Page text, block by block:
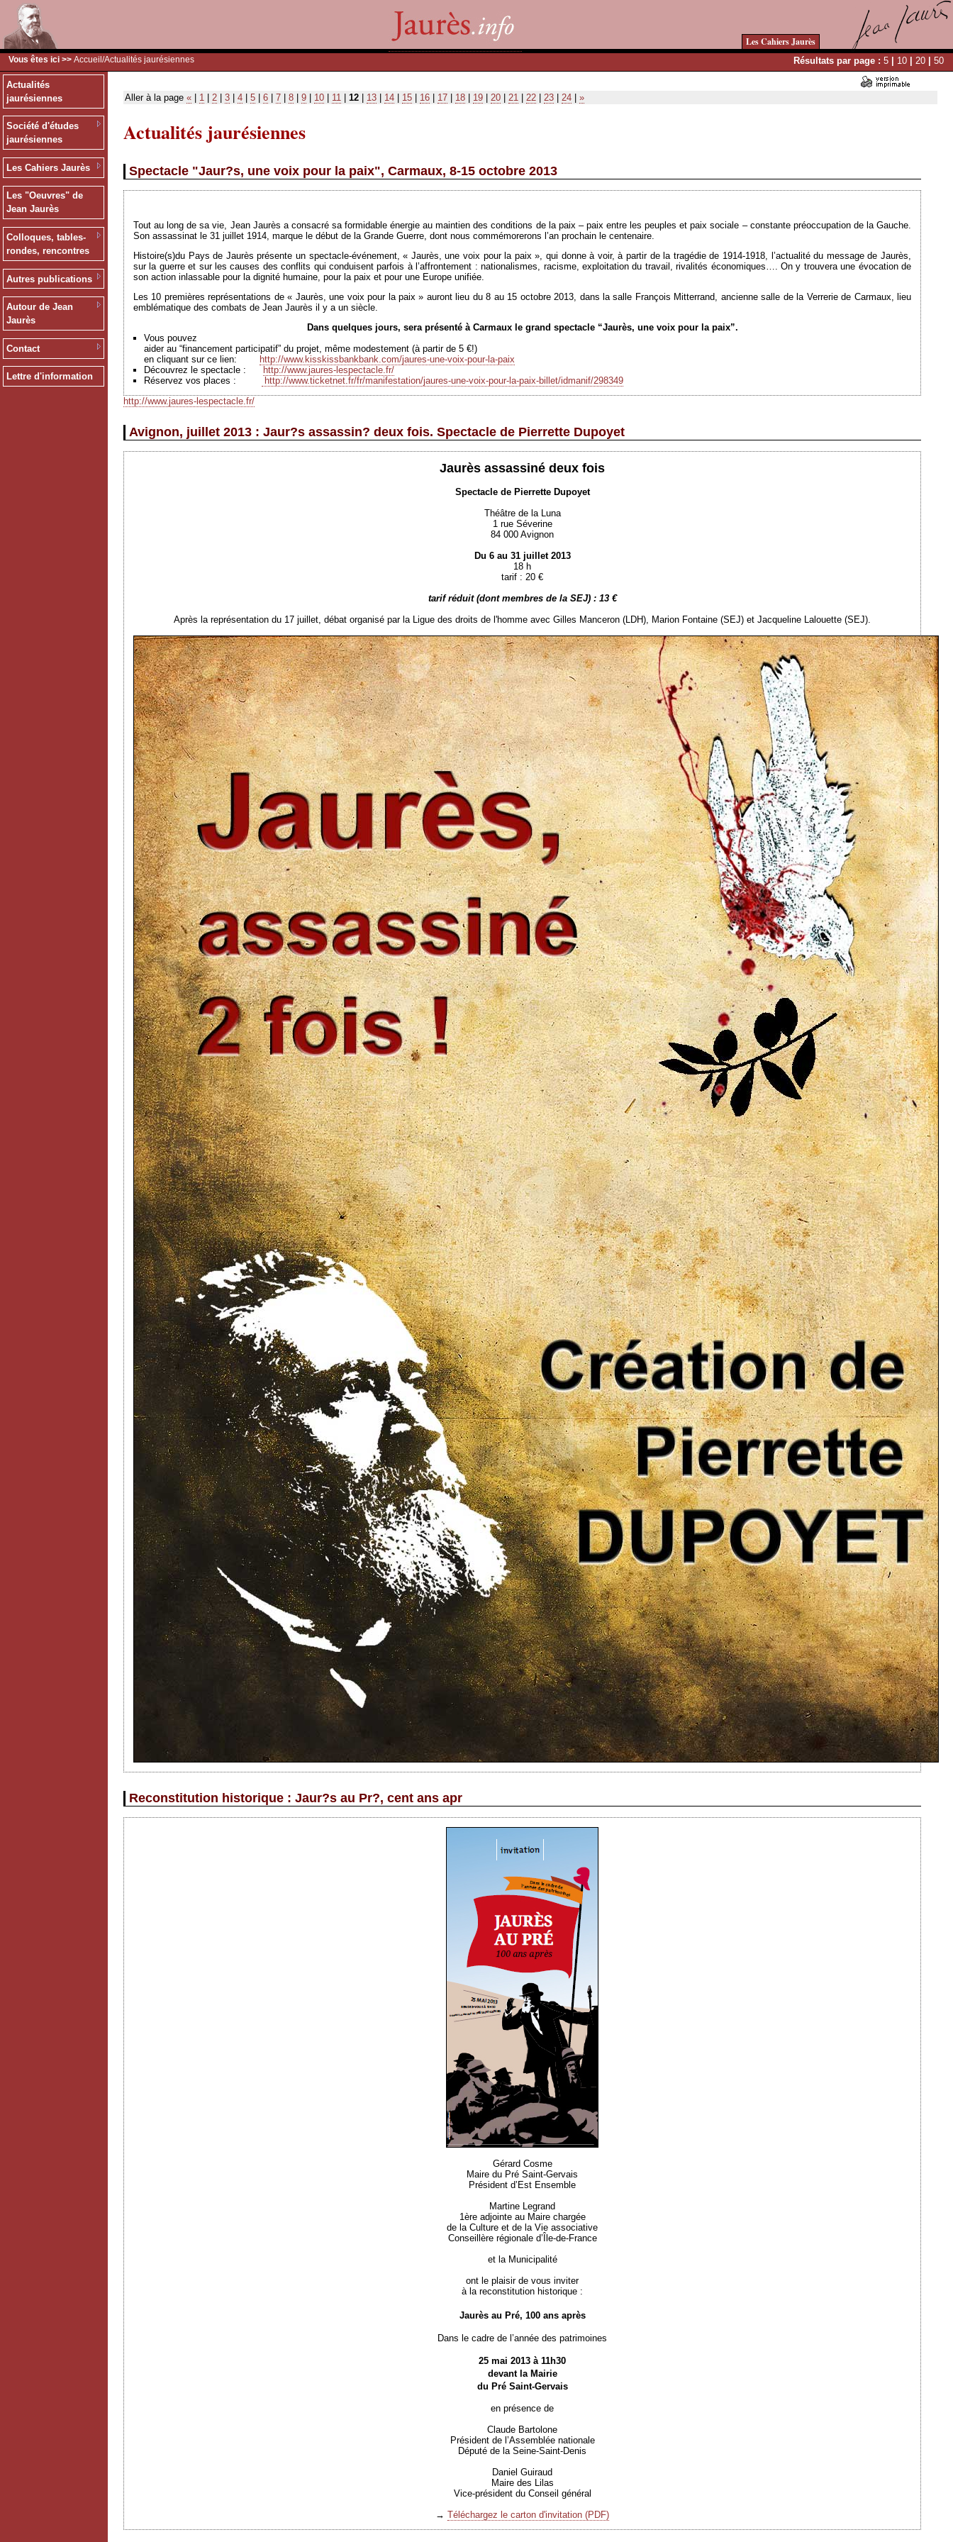
Les Cahiers Jaurès
Vous êtes ici >> Accueil /Actualités jaurésiennes Résultats par page : 5 | 10 | 20 | 50
Actualités
jaurésiennes
Société d'études
jaurésiennes
Les Cahiers Jaurès
Les "Oeuvres" de
Jean Jaurès
Colloques, tables-
rondes, rencontres
Autres publications
Autour de Jean
Jaurès
Contact
Lettre d'information
Aller à la page « 1 2 3 4 5 6 7 8 9 10 11 12 13 14 15 16 17 18 19 20 21 22 23 24 »
Actualités jaurésiennes
Spectacle "Jaur?s, une voix pour la paix", Carmaux, 8-15 octobre 2013
Tout au long de sa vie, Jean Jaurès a consacré sa formidable énergie au maintien des conditions de la paix – paix entre les peuples et paix sociale – constante préoccupation de la Gauche.
Son assassinat le 31 juillet 1914, marque le début de la Grande Guerre, dont nous commémorerons l’an prochain le centenaire.
Histoire(s)du Pays de Jaurès présente un spectacle-événement, « Jaurès, une voix pour la paix », qui donne à voir, à partir de la tragédie de 1914-1918, l’actualité du message de Jaurès,
sur la guerre et sur les causes des conflits qui conduisent parfois à l’affrontement : nationalismes, racisme, exploitation du travail, rivalités économiques…. On y trouvera une évocation de
son action inlassable pour la dignité humaine, pour la paix et pour une Europe unifiée.
Les 10 premières représentations de « Jaurès, une voix pour la paix » auront lieu du 8 au 15 octobre 2013, dans la salle François Mitterrand, ancienne salle de la Verrerie de Carmaux, lieu
emblématique des combats de Jean Jaurès il y a un siècle.
Dans quelques jours, sera présenté à Carmaux le grand spectacle “Jaurès, une voix pour la paix”.
Vous pouvez
aider au “financement participatif” du projet, même modestement (à partir de 5 €!)
en cliquant sur ce lien:
http://www.kisskissbankbank.com/jaures-une-voix-pour-la-paix
Découvrez le spectacle :
http://www.jaures-lespectacle.fr/
Réservez vos places :
http://www.ticketnet.fr/fr/manifestation/jaures-une-voix-pour-la-paix-billet/idmanif/298349
http://www.jaures-lespectacle.fr/
Avignon, juillet 2013 : Jaur?s assassin? deux fois. Spectacle de Pierrette Dupoyet
Jaurès assassiné deux fois
Spectacle de Pierrette Dupoyet
Théâtre de la Luna
1 rue Séverine
84 000 Avignon
Du 6 au 31 juillet 2013
18 h
tarif : 20 €
tarif réduit (dont membres de la SEJ) : 13 €
Après la représentation du 17 juillet, débat organisé par la Ligue des droits de l'homme avec Gilles Manceron (LDH), Marion Fontaine (SEJ) et Jacqueline Lalouette (SEJ).
Reconstitution historique : Jaur?s au Pr?, cent ans apr
Gérard Cosme
Maire du Pré Saint-Gervais
Président d’Est Ensemble
Martine Legrand
1ère adjointe au Maire chargée
de la Culture et de la Vie associative
Conseillère régionale d’Île-de-France
et la Municipalité
ont le plaisir de vous inviter
à la reconstitution historique :
Jaurès au Pré, 100 ans après
Dans le cadre de l’année des patrimoines
25 mai 2013 à 11h30
devant la Mairie
du Pré Saint-Gervais
en présence de
Claude Bartolone
Président de l’Assemblée nationale
Député de la Seine-Saint-Denis
Daniel Guiraud
Maire des Lilas
Vice-président du Conseil général
→Téléchargez le carton d'invitation (PDF)